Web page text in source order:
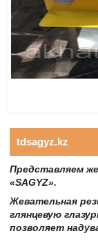
tdsagyz.kz
Представляем
«SAGYZ».
Жевательная
глянцевую
позволяет